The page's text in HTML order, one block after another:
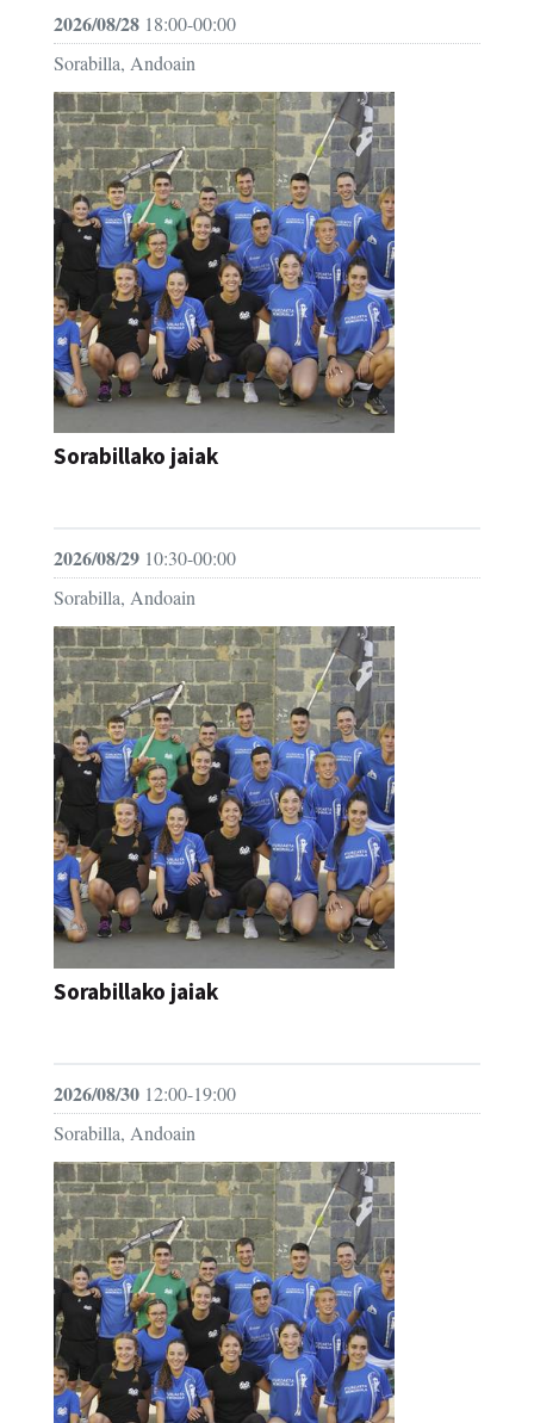
2026/08/28 18:00-00:00
Sorabilla, Andoain
Sorabillako jaiak
2026/08/29 10:30-00:00
Sorabilla, Andoain
Sorabillako jaiak
2026/08/30 12:00-19:00
Sorabilla, Andoain